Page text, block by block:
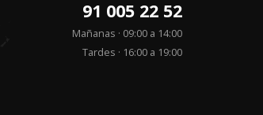
91 005 22 52
Mañanas · 09:00 a 14:00
Tardes · 16:00 a 19:00